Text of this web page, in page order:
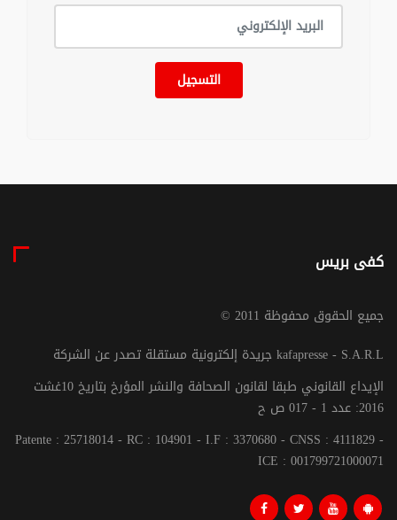
التسجيل
كفى بريس
© جميع الحقوق محفوظة 2011
جريدة إلكترونية مستقلة تصدر عن الشركة kafapresse - S.A.R.L
الإيداع القانوني طبقا لقانون الصحافة والنشر المؤرخ بتاريخ 10غشت
2016: عدد 1 - 017 ص ح
Patente : 25718014 - RC : 104901 - I.F : 3370680 - CNSS : 4111829 -
ICE : 001799721000071